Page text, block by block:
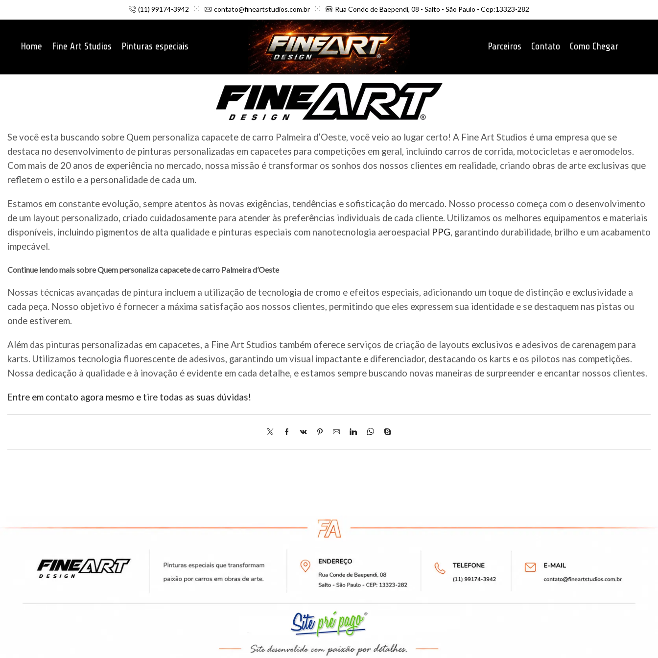
(11) 99174-3942 contato@fineartstudios.com.br Rua Conde de Baependi, 08 - Salto - São Paulo - Cep:13323-282
Home Fine Art Studios Pinturas especiais Parceiros Contato Como Chegar
Se você esta buscando sobre Quem personaliza capacete de carro Palmeira d’Oeste, você veio ao lugar certo! A Fine Art Studios é uma empresa que se
destaca no desenvolvimento de pinturas personalizadas em capacetes para competições em geral, incluindo carros de corrida, motocicletas e aeromodelos.
Com mais de 20 anos de experiência no mercado, nossa missão é transformar os sonhos dos nossos clientes em realidade, criando obras de arte exclusivas que
refletem o estilo e a personalidade de cada um.
Estamos em constante evolução, sempre atentos às novas exigências, tendências e sofisticação do mercado. Nosso processo começa com o desenvolvimento
de um layout personalizado, criado cuidadosamente para atender às preferências individuais de cada cliente. Utilizamos os melhores equipamentos e materiais
disponíveis, incluindo pigmentos de alta qualidade e pinturas especiais com nanotecnologia aeroespacial PPG, garantindo durabilidade, brilho e um acabamento
impecável.
Continue lendo mais sobre Quem personaliza capacete de carro Palmeira d’Oeste
Nossas técnicas avançadas de pintura incluem a utilização de tecnologia de cromo e efeitos especiais, adicionando um toque de distinção e exclusividade a
cada peça. Nosso objetivo é fornecer a máxima satisfação aos nossos clientes, permitindo que eles expressem sua identidade e se destaquem nas pistas ou
onde estiverem.
Além das pinturas personalizadas em capacetes, a Fine Art Studios também oferece serviços de criação de layouts exclusivos e adesivos de carenagem para
karts. Utilizamos tecnologia fluorescente de adesivos, garantindo um visual impactante e diferenciador, destacando os karts e os pilotos nas competições.
Nossa dedicação à qualidade e à inovação é evidente em cada detalhe, e estamos sempre buscando novas maneiras de surpreender e encantar nossos clientes.
Entre em contato agora mesmo e tire todas as suas dúvidas!